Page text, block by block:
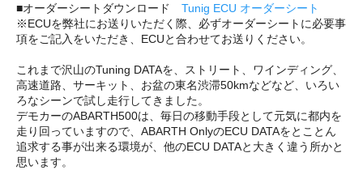
■オーダーシートダウンロード Tunig ECU オーダーシート
※ECUを弊社にお送りいただく際、必ずオーダーシートに必要事
項をご記入をいただき、ECUと合わせてお送りください。
これまで沢山のTuning DATAを、ストリート、ワインディング、
高速道路、サーキット、お盆の東名渋滞50kmなどなど、いろい
ろなシーンで試し走行してきました。
デモカーのABARTH500は、毎日の移動手段として元気に都内を
走り回っていますので、ABARTH OnlyのECU DATAをとことん
追求する事が出来る環境が、他のECU DATAと大きく違う所かと
思います。